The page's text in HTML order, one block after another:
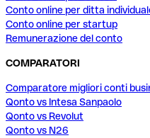
Conto online per ditta
Conto online per startup
Remunerazione del conto
COMPARATORI
Comparatore migliori conti
Qonto vs Intesa Sanpaolo
Qonto vs Revolut
Qonto vs N26